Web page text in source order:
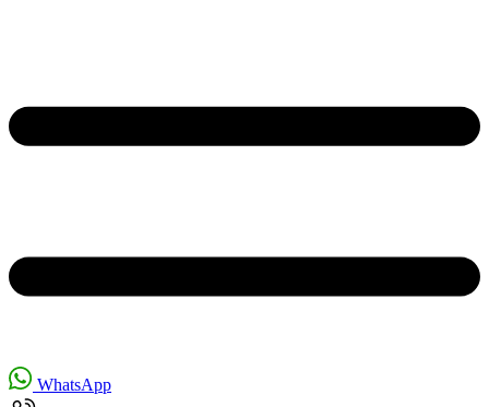
WhatsApp